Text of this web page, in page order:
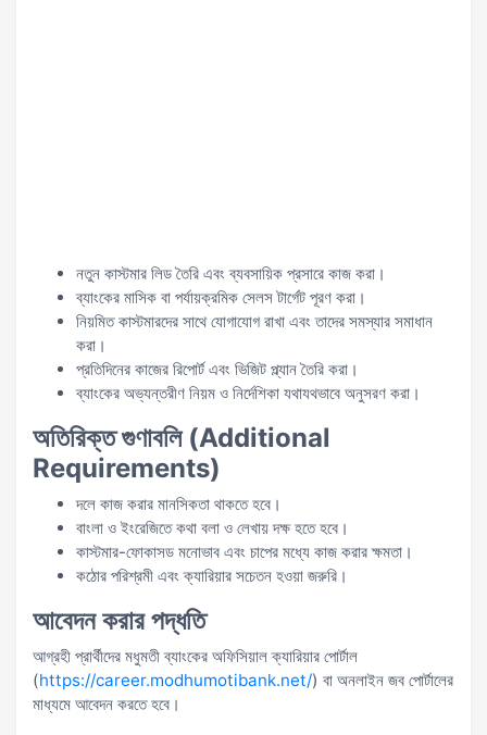
নতুন কাস্টমার লিড তৈরি এবং ব্যবসায়িক প্রসারে কাজ করা।
ব্যাংকের মাসিক বা পর্যায়ক্রমিক সেলস টার্গেট পূরণ করা।
নিয়মিত কাস্টমারদের সাথে যোগাযোগ রাখা এবং তাদের সমস্যার সমাধান
করা।
প্রতিদিনের কাজের রিপোর্ট এবং ভিজিট প্ল্যান তৈরি করা।
ব্যাংকের অভ্যন্তরীণ নিয়ম ও নির্দেশিকা যথাযথভাবে অনুসরণ করা।
অতিরিক্ত গুণাবলি (Additional
Requirements)
দলে কাজ করার মানসিকতা থাকতে হবে।
বাংলা ও ইংরেজিতে কথা বলা ও লেখায় দক্ষ হতে হবে।
কাস্টমার-ফোকাসড মনোভাব এবং চাপের মধ্যে কাজ করার ক্ষমতা।
কঠোর পরিশ্রমী এবং ক্যারিয়ার সচেতন হওয়া জরুরি।
আবেদন করার পদ্ধতি
আগ্রহী প্রার্থীদের মধুমতী ব্যাংকের অফিসিয়াল ক্যারিয়ার পোর্টাল
(https://career.modhumotibank.net/) বা অনলাইন জব পোর্টালের
মাধ্যমে আবেদন করতে হবে।